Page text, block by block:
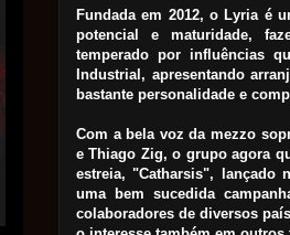
Fundada em 2012, o Lyria é
potencial e maturidade,
temperado por influências
Industrial, apresentando
bastante personalidade e
Com a bela voz da mezzo
e Thiago Zig, o grupo agora
estreia, "Catharsis", lançado
uma bem sucedida
colaboradores de diversos